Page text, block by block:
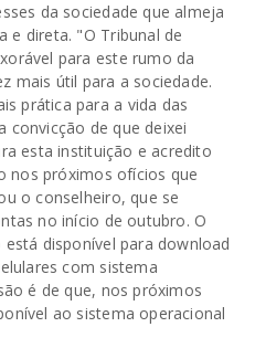
da sociedade que almeja
e direta. "O Tribunal de
para este rumo da
mais útil para a sociedade.
prática para a vida das
convicção de que deixei
esta instituição e acredito
nos próximos ofícios que
o conselheiro, que se
no início de outubro. O
disponível para download
com sistema
é de que, nos próximos
ao sistema operacional